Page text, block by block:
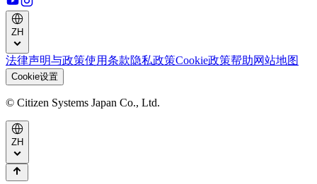
ZH
法律声明与政策使用条款隐私政策Cookie政策帮助网站地图
Cookie设置
© Citizen Systems Japan Co., Ltd.
ZH